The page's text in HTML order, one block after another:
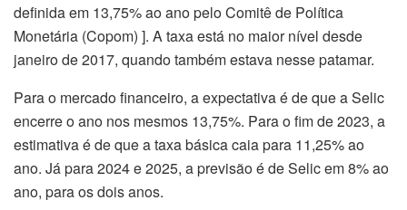
definida em 13,75% ao ano pelo Comitê de Política
Monetária (Copom) ]. A taxa está no maior nível desde
janeiro de 2017, quando também estava nesse patamar.
Para o mercado financeiro, a expectativa é de que a Selic
encerre o ano nos mesmos 13,75%. Para o fim de 2023, a
estimativa é de que a taxa básica caia para 11,25% ao
ano. Já para 2024 e 2025, a previsão é de Selic em 8% ao
ano, para os dois anos.